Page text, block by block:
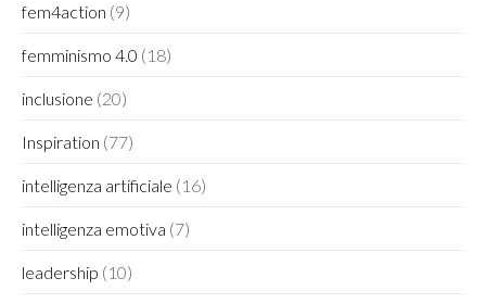
fem4action (9)
femminismo 4.0 (18)
inclusione (20)
Inspiration (77)
intelligenza artificiale (16)
intelligenza emotiva (7)
leadership (10)